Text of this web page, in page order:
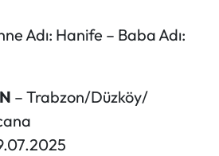
Adı: Hanife – Baba Adı:
– Trabzon/Düzköy/